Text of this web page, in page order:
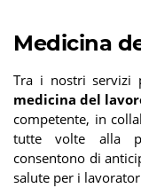
Medicina
Tra i nostri servizi
medicina del
competente, in
tutte volte alla
consentono di
salute per i